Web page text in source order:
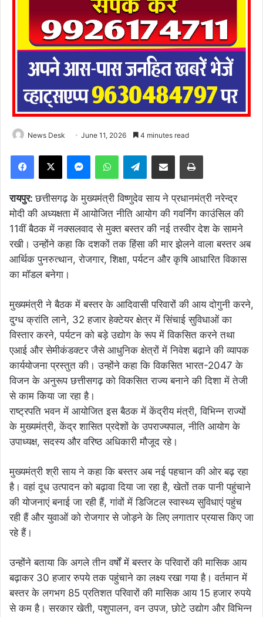
News Desk June 11, 2026 4 minutes read
Facebook
X MessengerWhatsAppTelegramShare via Email Print
रायपुर:छत्तीसगढ़ के मुख्यमंत्री विष्णुदेव साय ने प्रधानमंत्री नरेन्द्र
मोदी की अध्यक्षता में आयोजित नीति आयोग की गवर्निंग काउंसिल की
11वीं बैठक में नक्सलवाद से मुक्त बस्तर की नई तस्वीर देश के सामने
रखी। उन्होंने कहा कि दशकों तक हिंसा की मार झेलने वाला बस्तर अब
आर्थिक पुनरुत्थान, रोजगार, शिक्षा, पर्यटन और कृषि आधारित विकास
का मॉडल बनेगा।
मुख्यमंत्री ने बैठक में बस्तर के आदिवासी परिवारों की आय दोगुनी करने,
दुग्ध क्रांति लाने, 32 हजार हेक्टेयर क्षेत्र में सिंचाई सुविधाओं का
विस्तार करने, पर्यटन को बड़े उद्योग के रूप में विकसित करने तथा
एआई और सेमीकंडक्टर जैसे आधुनिक क्षेत्रों में निवेश बढ़ाने की व्यापक
कार्ययोजना प्रस्तुत की। उन्होंने कहा कि विकसित भारत-2047 के
विजन के अनुरूप छत्तीसगढ़ को विकसित राज्य बनाने की दिशा में तेजी
से काम किया जा रहा है।
राष्ट्रपति भवन में आयोजित इस बैठक में केंद्रीय मंत्री, विभिन्न राज्यों
के मुख्यमंत्री, केंद्र शासित प्रदेशों के उपराज्यपाल, नीति आयोग के
उपाध्यक्ष, सदस्य और वरिष्ठ अधिकारी मौजूद रहे।
मुख्यमंत्री श्री साय ने कहा कि बस्तर अब नई पहचान की ओर बढ़ रहा
है। वहां दूध उत्पादन को बढ़ावा दिया जा रहा है, खेतों तक पानी पहुंचाने
की योजनाएं बनाई जा रही हैं, गांवों में डिजिटल स्वास्थ्य सुविधाएं पहुंच
रही हैं और युवाओं को रोजगार से जोड़ने के लिए लगातार प्रयास किए जा
रहे हैं।
उन्होंने बताया कि अगले तीन वर्षों में बस्तर के परिवारों की मासिक आय
बढ़ाकर 30 हजार रुपये तक पहुंचाने का लक्ष्य रखा गया है। वर्तमान में
बस्तर के लगभग 85 प्रतिशत परिवारों की मासिक आय 15 हजार रुपये
से कम है। सरकार खेती, पशुपालन, वन उपज, छोटे उद्योग और विभिन्न